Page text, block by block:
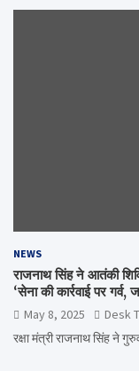
NEWS
राजनाथ सिंह ने आतंकी
‘सेना की कार्रवाई पर गर्व,
May 8, 2025
Desk
रक्षा मंत्री राजनाथ सिंह ने